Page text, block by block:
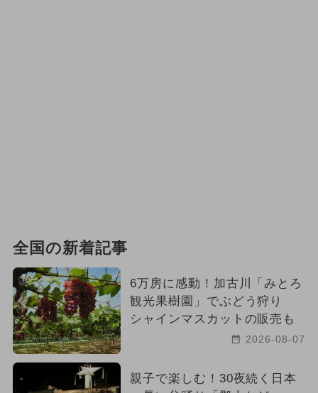
全国の新着記事
6万房に感動！加古川「みとろ
観光果樹園」でぶどう狩り
シャインマスカットの販売も
2026-08-07
親子で楽しむ！30夜続く日本